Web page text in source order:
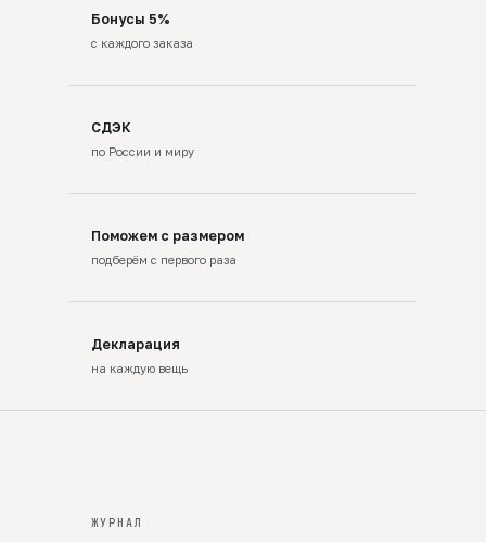
Бонусы 5%
с каждого заказа
СДЭК
по России и миру
Поможем с размером
подберём с первого раза
Декларация
на каждую вещь
ЖУРНАЛ